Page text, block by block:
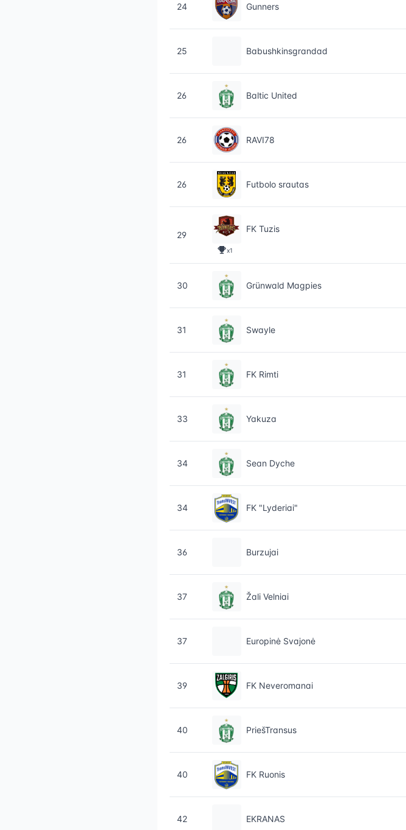
24 Gunners
25 Babushkinsgrandad
26 Baltic United
26 RAVI78
26 Futbolo srautas
29
FK Tuzis
x1
30 Grünwald Magpies
31 Swayle
31 FK Rimti
33 Yakuza
34 Sean Dyche
34 FK "Lyderiai"
36 Burzujai
37 Žali Velniai
37 Europinė Svajonė
39 FK Neveromanai
40 PriešTransus
40 FK Ruonis
42 EKRANAS